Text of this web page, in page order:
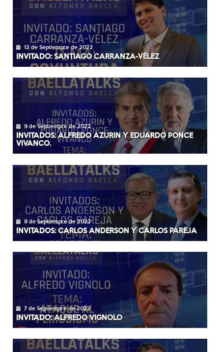
12 de Septiempre de 2022
INVITADO: SANTIAGO CARRANZA-VÉLEZ
9 de Septiempre de 2022
INVITADOS: ALFREDO AZURIN Y EDUARDO PONCE
VIVANCO.
8 de Septiempre de 2022
INVITADOS: CARLOS ANDERSON Y CARLOS PAREJA
7 de Septiempre de 2022
INVITADO: ALFREDO VIGNOLO